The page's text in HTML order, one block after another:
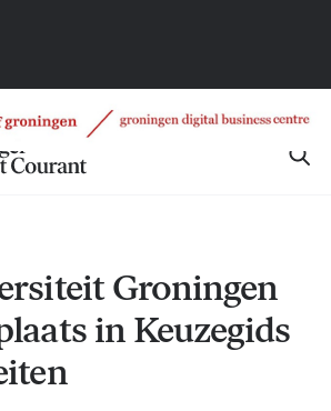
Groningen
in Keuzegids